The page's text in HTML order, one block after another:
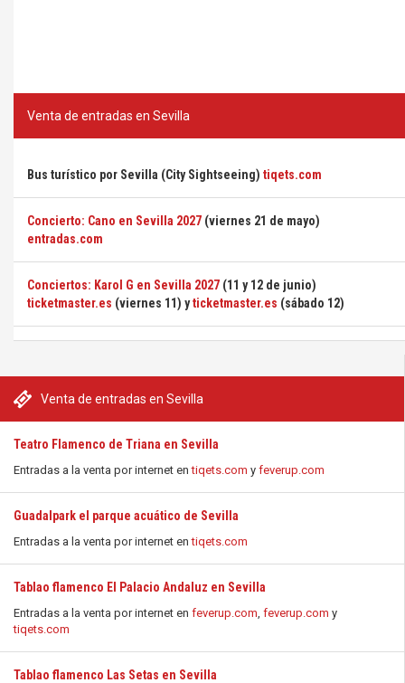
Venta de entradas en Sevilla
Teatro Flamenco de Triana en Sevilla
Entradas a la venta por internet entiqets.com y feverup.com
Guadalpark el parque acuático de Sevilla
Entradas a la venta por internet entiqets.com
Tablao flamenco El Palacio Andaluz en Sevilla
Entradas a la venta por internet en feverup.com, feverup.com y
tiqets.com
Tablao flamenco Las Setas en Sevilla
Venta de entradas en Sevilla
Bus turístico por Sevilla (City Sightseeing) tiqets.com
Concierto: Cano en Sevilla 2027 (viernes 21 de mayo)
entradas.com
Conciertos: Karol G en Sevilla 2027 (11 y 12 de junio)
ticketmaster.es (viernes 11) yticketmaster.es (sábado 12)